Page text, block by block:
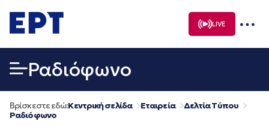
σε
περιεχόμενο
LIVE
Ραδιόφωνο
Βρίσκεστε εδώ:Κεντρική σελίδα Εταιρεία
Δελτία Τύπου
Ραδιόφωνο